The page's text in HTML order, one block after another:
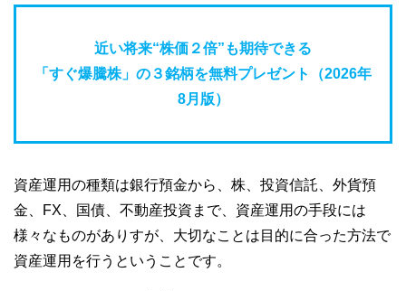
近い将来“株価２倍”も期待できる
「すぐ爆騰株」の３銘柄を無料プレゼント（2026年
8月版）
資産運用の種類は銀行預金から、株、投資信託、外貨預
金、FX、国債、不動産投資まで、資産運用の手段には
様々なものがありすが、大切なことは目的に合った方法で
資産運用を行うということです。